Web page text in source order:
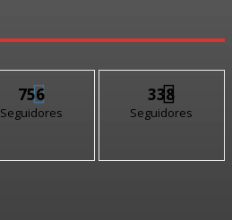
756
Seguidores
338
Seguidores